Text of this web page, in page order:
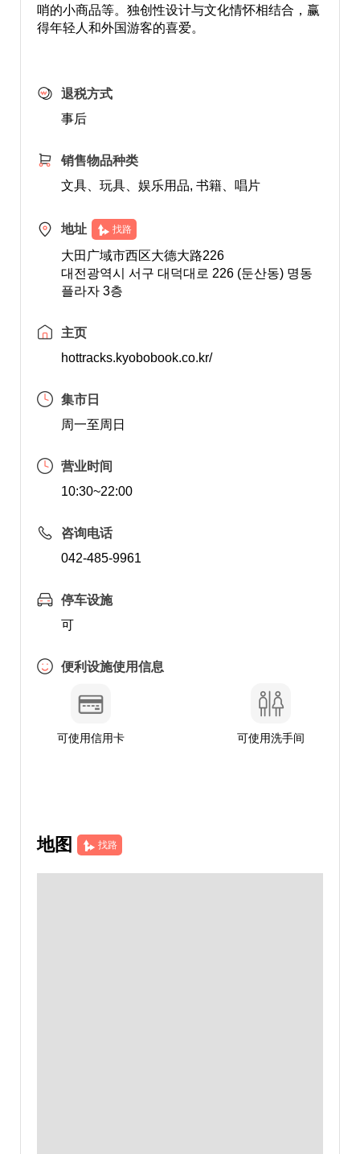
哨的小商品等。独创性设计与文化情怀相结合，赢
得年轻人和外国游客的喜爱。
退税方式
事后
销售物品种类
文具、玩具、娱乐用品, 书籍、唱片
地址 找路
大田广域市西区大德大路226
대전광역시 서구 대덕대로 226 (둔산동) 명동
플라자 3층
主页
hottracks.kyobobook.co.kr/
集市日
周一至周日
营业时间
10:30~22:00
咨询电话
042-485-9961
停车设施
可
便利设施使用信息
可使用信用卡 可使用洗手间
地图 找路